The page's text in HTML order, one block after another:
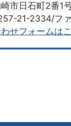
市日石町2番1
21-2334/フ
せフォームは